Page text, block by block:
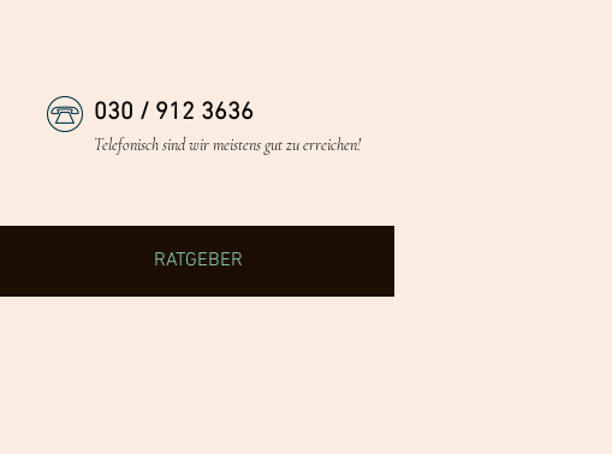
030 / 912 3636
Telefonisch sind wir meistens gut zu erreichen!
RATGEBER